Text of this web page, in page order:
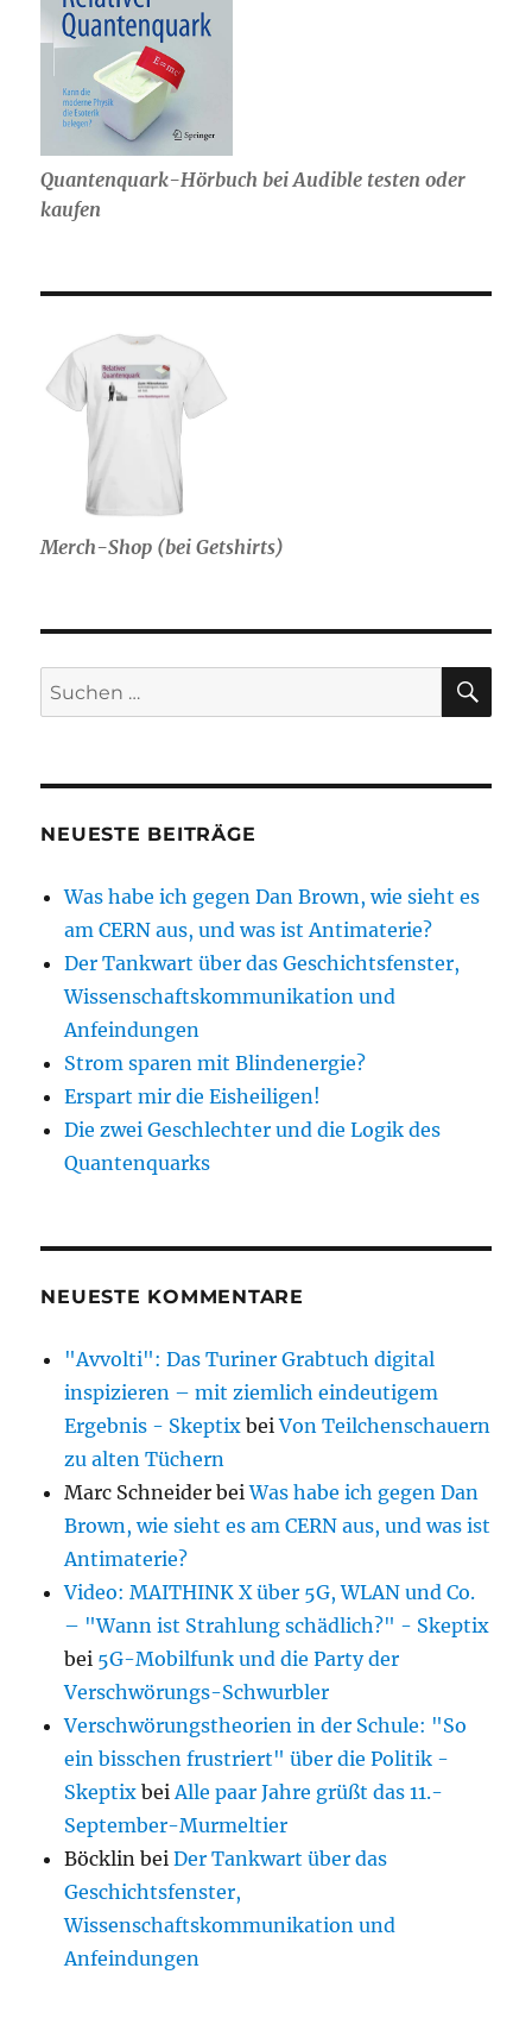
Quantenquark-Hörbuch bei Audible testen oder
kaufen
Merch-Shop (bei Getshirts)
Suche
nach:
NEUESTE BEITRÄGE
Was habe ich gegen Dan Brown, wie sieht es
am CERN aus, und was ist Antimaterie?
Der Tankwart über das Geschichtsfenster,
Wissenschaftskommunikation und
Anfeindungen
Strom sparen mit Blindenergie?
Erspart mir die Eisheiligen!
Die zwei Geschlechter und die Logik des
Quantenquarks
NEUESTE KOMMENTARE
"Avvolti": Das Turiner Grabtuch digital
inspizieren – mit ziemlich eindeutigem
Ergebnis - Skeptix beiVon Teilchenschauern
zu alten Tüchern
Marc Schneider beiWas habe ich gegen Dan
Brown, wie sieht es am CERN aus, und was ist
Antimaterie?
Video: MAITHINK X über 5G, WLAN und Co.
– "Wann ist Strahlung schädlich?" - Skeptix
bei 5G-Mobilfunk und die Party der
Verschwörungs-Schwurbler
Verschwörungstheorien in der Schule: "So
ein bisschen frustriert" über die Politik -
Skeptix beiAlle paar Jahre grüßt das 11.-
September-Murmeltier
Böcklin beiDer Tankwart über das
Geschichtsfenster,
Wissenschaftskommunikation und
Anfeindungen